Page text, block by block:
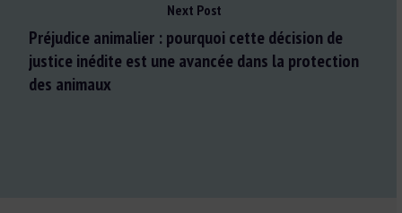
Next Post
Préjudice animalier : pourquoi cette décision de
justice inédite est une avancée dans la protection
des animaux